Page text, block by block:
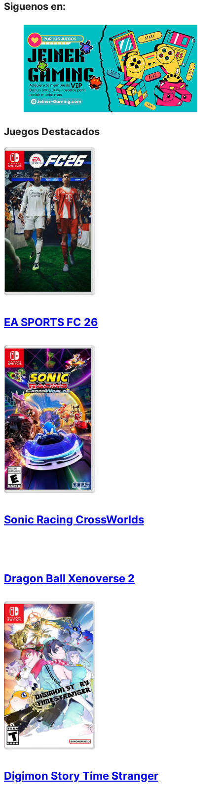
Siguenos en:
Juegos Destacados
EA SPORTS FC 26
Sonic Racing CrossWorlds
Dragon Ball Xenoverse 2
Digimon Story Time Stranger